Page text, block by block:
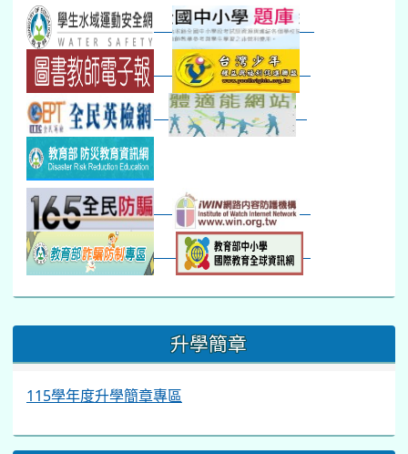
第一週
超額比序暨免試入學...
::: 升學簡章
115學年度升學簡章專區